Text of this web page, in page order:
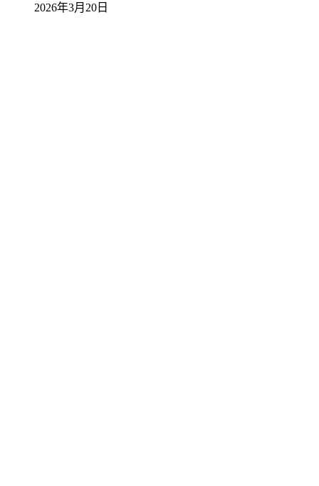
2026年3月20日